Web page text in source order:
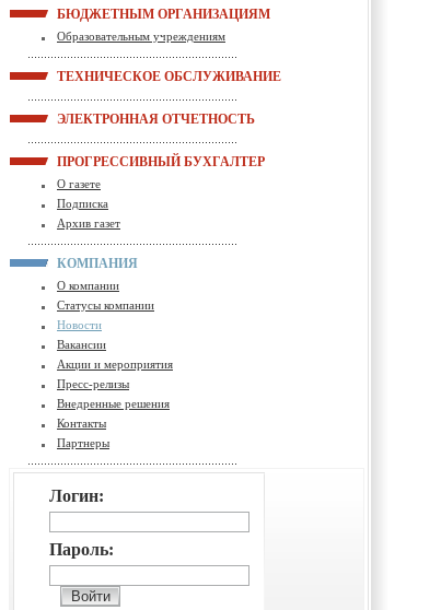
БЮДЖЕТНЫМ ОРГАНИЗАЦИЯМ
Образовательным учреждениям
ТЕХНИЧЕСКОЕ ОБСЛУЖИВАНИЕ
ЭЛЕКТРОННАЯ ОТЧЕТНОСТЬ
ПРОГРЕССИВНЫЙ БУХГАЛТЕР
О газете
Подписка
Архив газет
КОМПАНИЯ
О компании
Статусы компании
Новости
Вакансии
Акции и мероприятия
Пресс-релизы
Внедренные решения
Контакты
Партнеры
Логин:
Пароль: